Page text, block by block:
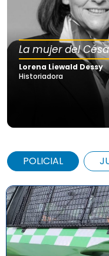
La mujer del
Lorena Liewald Dessy
Historiadora
POLICIAL